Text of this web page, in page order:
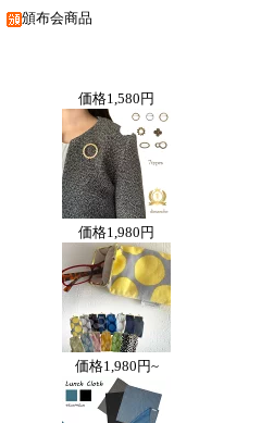
頒布会商品
価格1,580円
価格1,980円
価格1,980円~